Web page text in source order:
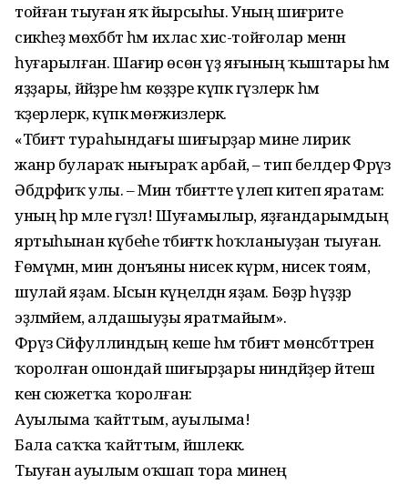
тойған тыуған яҡ йырсыһы. Уның шиғриәте
сикһеҙ мөхәббәт һәм ихлас хис-тойғолар менән
һуғарылған. Шағир өсөн үҙ яғының ҡыштары һәм
яҙҙары, йәйҙәре һәм көҙҙәре күпкә гүзәлерәк һәм
ҡәҙерлерәк, күпкә мөғжизәлерәк.
«Тәбиғәт тураһындағы шиғырҙар мине лирик
жанр булараҡ нығыраҡ арбай, – тип белдерә Фәрүәз
Әбдрәфиҡ улы. – Мин тәбиғәтте үлеп китеп яратам:
уның һәр мәле гүзәл! Шуғамылыр, яҙғандарымдың
яртыһынан күбеһе тәбиғәткә һоҡланыуҙан тыуған.
Ғөмүмән, мин донъяны нисек күрәм, нисек тоям,
шулай яҙам. Ысын күңелдән яҙам. Бөҙрә һүҙҙәр
эҙләмәйем, алдашыуҙы яратмайым».
Фәрүәз Сәйфуллиндың кеше һәм тәбиғәт мөнәсәбәттәренә
ҡоролған ошондай шиғырҙары ниндәйҙер йәтеш
кенә сюжетҡа ҡоролған:
Ауылыма ҡайттым, ауылыма!
Бала саҡҡа ҡайттым, йәшлеккә.
Тыуған ауылым оҡшап тора минең